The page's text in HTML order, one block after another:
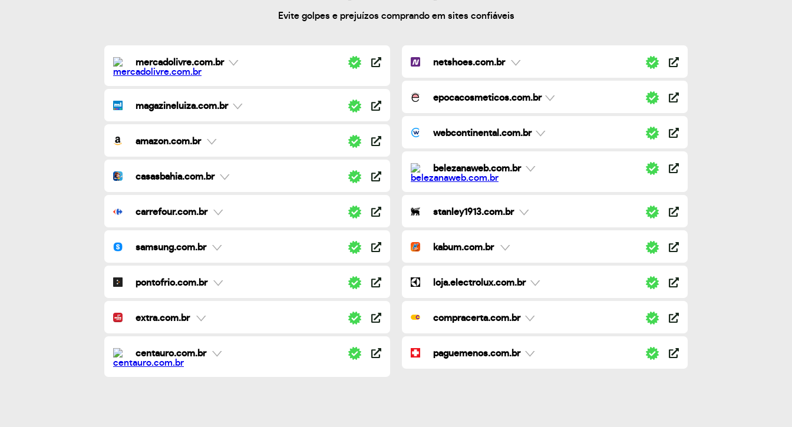
Evite golpes e prejuízos comprando em sites confiáveis
mercadolivre.com.br
magazineluiza.com.br
amazon.com.br
casasbahia.com.br
carrefour.com.br
samsung.com.br
pontofrio.com.br
extra.com.br
centauro.com.br
netshoes.com.br
epocacosmeticos.com.br
webcontinental.com.br
belezanaweb.com.br
stanley1913.com.br
kabum.com.br
loja.electrolux.com.br
compracerta.com.br
paguemenos.com.br